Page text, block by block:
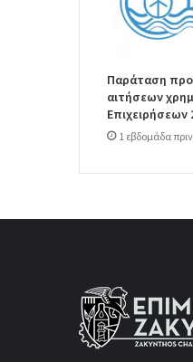
Παράταση
αιτήσεων
Επιχειρήσεων
1 εβδομάδα πριν